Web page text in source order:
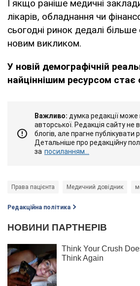
І якщо раніше медичні
лікарів, обладнання чи
сьогодні ринок дедалі
новим викликом.
У новій демографічній
найціннішим ресурсом стає
Важливо: думка редакції може
авторської. Редакція сайту не
блогів, але прагне публікувати
Детальніше про редакційну
за посиланням...
Права пацієнта Медичний довідник
Редакційна політика